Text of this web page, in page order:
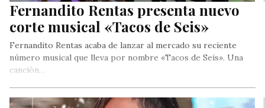
Fernandito Rentas presenta nuevo
corte musical «Tacos de Seis»
Fernandito Rentas acaba de lanzar al mercado su reciente
número musical que lleva por nombre «Tacos de Seis». Una
canción…